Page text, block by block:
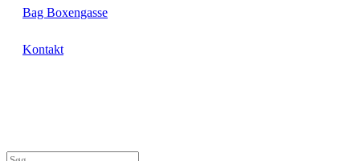
Bag Boxengasse
Kontakt